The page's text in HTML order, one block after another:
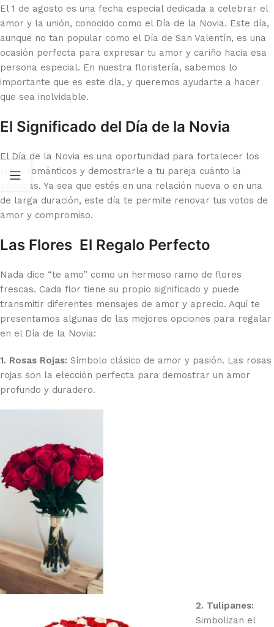
El 1 de agosto es una fecha especial dedicada a celebrar el
amor y la unión, conocido como el Día de la Novia. Este día,
aunque no tan popular como el Día de San Valentín, es una
ocasión perfecta para expresar tu amor y cariño hacia esa
persona especial. En nuestra floristería, sabemos lo
importante que es este día, y queremos ayudarte a hacer
que sea inolvidable.
El Significado del Día de la Novia
El Día de la Novia es una oportunidad para fortalecer los
lazos románticos y demostrarle a tu pareja cuánto la
aprecias. Ya sea que estés en una relación nueva o en una
de larga duración, este día te permite renovar tus votos de
amor y compromiso.
Las Flores El Regalo Perfecto
Nada dice “te amo” como un hermoso ramo de flores
frescas. Cada flor tiene su propio significado y puede
transmitir diferentes mensajes de amor y aprecio. Aquí te
presentamos algunas de las mejores opciones para regalar
en el Día de la Novia:
1. Rosas Rojas: Símbolo clásico de amor y pasión. Las rosas
rojas son la elección perfecta para demostrar un amor
profundo y duradero.
2. Tulipanes:
Simbolizan el